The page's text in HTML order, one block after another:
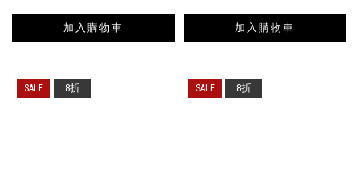
加入購物車 加入購物車
8折 8折